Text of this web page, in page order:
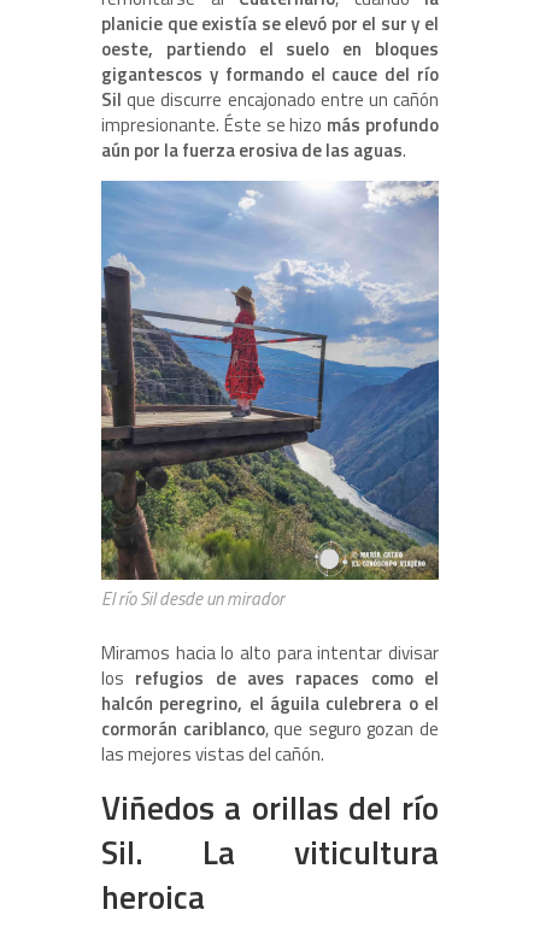
planicie que existía se elevó por el sur y el
oeste, partiendo el suelo en bloques
gigantescos y formando el cauce del río
Sil que discurre encajonado entre un cañón
impresionante. Éste se hizo más profundo
aún por la fuerza erosiva de las aguas.
El río Sil desde un mirador
Miramos hacia lo alto para intentar divisar
los refugios de aves rapaces como el
halcón peregrino, el águila culebrera o el
cormorán cariblanco, que seguro gozan de
las mejores vistas del cañón.
Viñedos a orillas del río
Sil. La viticultura
heroica